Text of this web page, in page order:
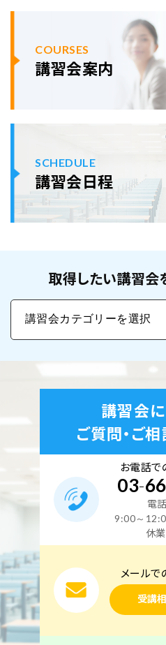
COURSES
講習会案内
SCHEDULE
講習会日程
取得したい講習会
講習会
ご質問・ご
お電話で
03-
電
9:00～
休
メールで
受講